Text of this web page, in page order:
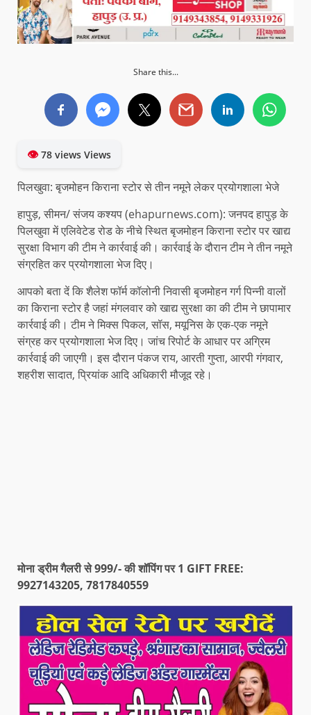
Share this...
👁78 views Views
पिलखुवा: बृजमोहन किराना स्टोर से तीन नमूने लेकर प्रयोगशाला भेजे
हापुड़, सीमन/ संजय कश्यप (ehapurnews.com): जनपद हापुड़ के
पिलखुवा में एलिवेटेड रोड के नीचे स्थित बृजमोहन किराना स्टोर पर खाद्य
सुरक्षा विभाग की टीम ने कार्रवाई की। कार्रवाई के दौरान टीम ने तीन नमूने
संग्रहित कर प्रयोगशाला भेज दिए।
आपको बता दें कि शैलेश फॉर्म कॉलोनी निवासी बृजमोहन गर्ग पिन्नी वालों
का किराना स्टोर है जहां मंगलवार को खाद्य सुरक्षा का की टीम ने छापामार
कार्रवाई की। टीम ने मिक्स पिकल, सॉस, मयूनिस के एक-एक नमूने
संग्रह कर प्रयोगशाला भेज दिए। जांच रिपोर्ट के आधार पर अग्रिम
कार्रवाई की जाएगी। इस दौरान पंकज राय, आरती गुप्ता, आरपी गंगवार,
शहरीश सादात, प्रियांक आदि अधिकारी मौजूद रहे।
मोना ड्रीम गैलरी से 999/- की शॉपिंग पर 1 GIFT FREE:
9927143205, 7817840559